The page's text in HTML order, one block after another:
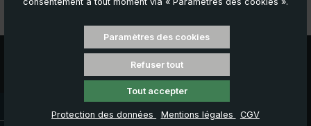
Paramètres des cookies
Refuser tout
Tout accepter
Protection des données Mentions légales CGV